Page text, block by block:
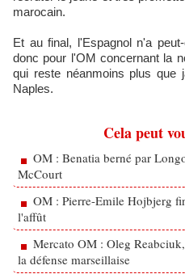
marocain.
Et au final, l'Espagnol n'a
donc pour l'OM concernant la
qui reste néanmoins plus que
Naples.
Cela peut
OM : Benatia berné par
McCourt
OM : Pierre-Emile Hojbjerg
l'affût
Mercato OM : Oleg
la défense marseillaise